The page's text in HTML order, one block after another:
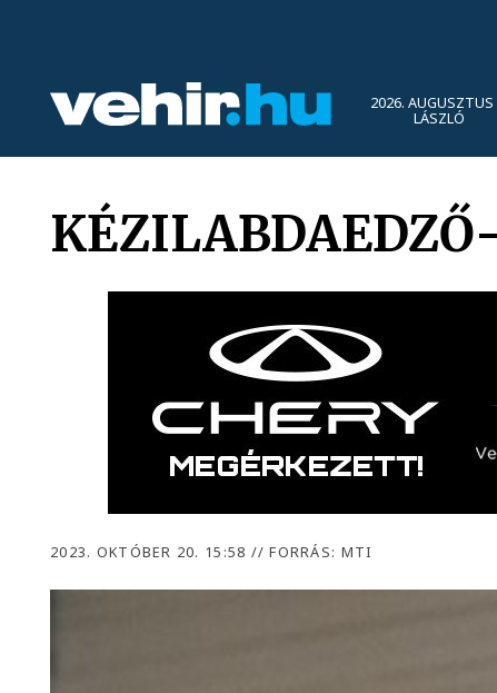
2026. AUGUSZTUS
LÁSZLÓ
2023. OKTÓBER 20. 15:58 // FORRÁS: MTI